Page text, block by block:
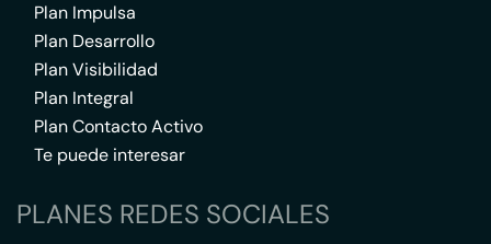
Plan Impulsa
Plan Desarrollo
Plan Visibilidad
Plan Integral
Plan Contacto Activo
Te puede interesar
PLANES REDES SOCIALES